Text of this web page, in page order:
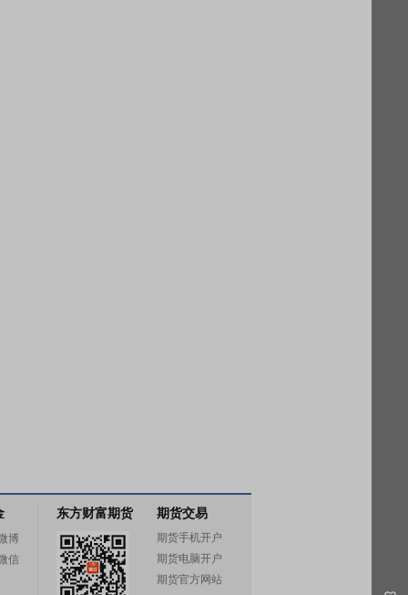
博
信
东方财富期货 期货交易
期货手机开户
期货电脑开户
期货官方网站